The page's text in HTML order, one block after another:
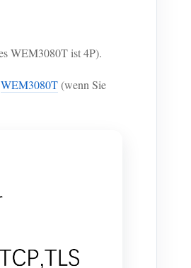
WEM3080T ist 4P).
WEM3080T(wenn Sie